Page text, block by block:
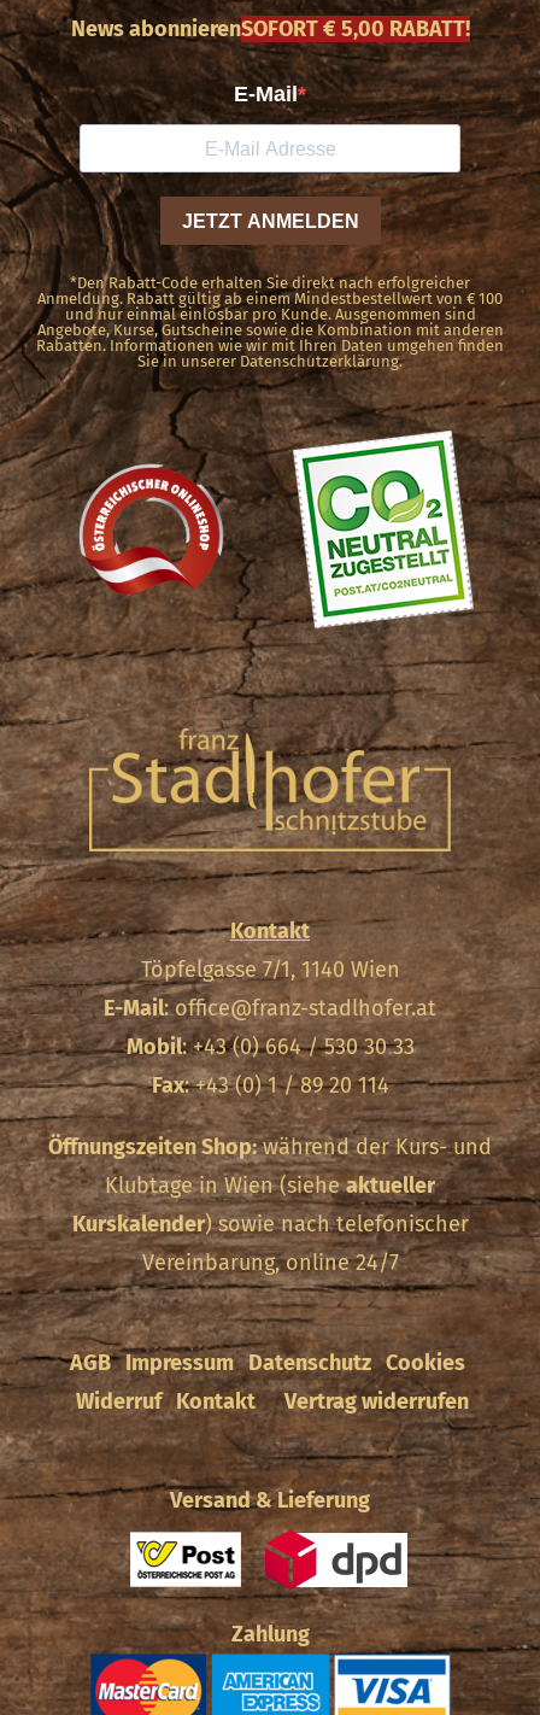
News abonnierenSOFORT € 5,00 RABATT!
*Den Rabatt-Code erhalten Sie direkt nach erfolgreicher
Anmeldung. Rabatt gültig ab einem Mindestbestellwert von € 100
und nur einmal einlösbar pro Kunde. Ausgenommen sind
Angebote, Kurse, Gutscheine sowie die Kombination mit anderen
Rabatten. Informationen wie wir mit Ihren Daten umgehen finden
Sie in unserer Datenschutzerklärung.
Kontakt
Töpfelgasse 7/1, 1140 Wien
E-Mail:office@franz-stadlhofer.at
Mobil: +43 (0) 664 / 530 30 33
Fax: +43 (0) 1 / 89 20 114
Öffnungszeiten Shop:während der Kurs- und
Klubtage in Wien (sieheaktueller
Kurskalender) sowie nach telefonischer
Vereinbarung, online 24/7
AGB Impressum Datenschutz Cookies
Widerruf Kontakt Vertrag widerrufen
Versand & Lieferung
Zahlung